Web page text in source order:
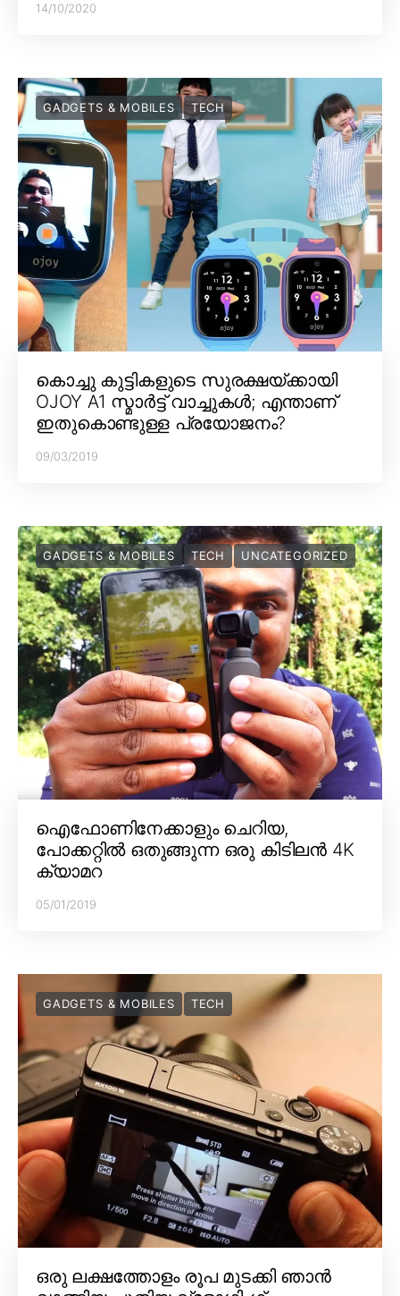
14/10/2020
GADGETS & MOBILES TECH
കൊച്ചു കുട്ടികളുടെ സുരക്ഷയ്ക്കായി
OJOY A1 സ്മാർട്ട് വാച്ചുകൾ; എന്താണ്
ഇതുകൊണ്ടുള്ള പ്രയോജനം?
09/03/2019
GADGETS & MOBILES TECH UNCATEGORIZED
ഐഫോണിനേക്കാളും ചെറിയ,
പോക്കറ്റിൽ ഒതുങ്ങുന്ന ഒരു കിടിലൻ 4K
ക്യാമറ
05/01/2019
GADGETS & MOBILES TECH
ഒരു ലക്ഷത്തോളം രൂപ മുടക്കി ഞാൻ